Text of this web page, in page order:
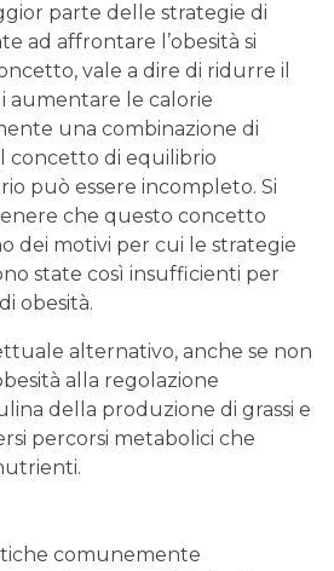
parte delle strategie di
ad affrontare l’obesità si
vale a dire di ridurre il
aumentare le calorie
una combinazione di
concetto di equilibrio
può essere incompleto. Si
che questo concetto
dei motivi per cui le strategie
state così insufficienti per
obesità.
alternativo, anche se non
alla regolazione
della produzione di grassi e
percorsi metabolici che
comunemente